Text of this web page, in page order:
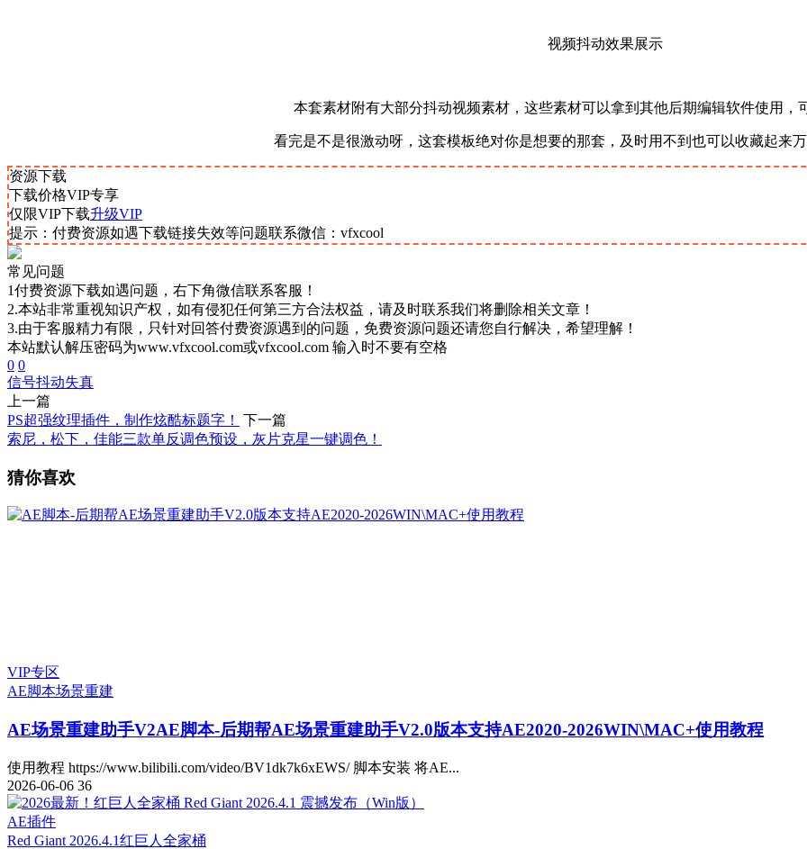
视频抖动效果展示
本套素材附有大部分抖动视频素材，这些素材可以拿到其他后期编辑软件使用，
看完是不是很激动呀，这套模板绝对你是想要的那套，及时用不到也可以收藏起来
资源下载
下载价格VIP专享
仅限VIP下载升级VIP
提示：付费资源如遇下载链接失效等问题联系微信：vfxcool
常见问题
1付费资源下载如遇问题，右下角微信联系客服！
2.本站非常重视知识产权，如有侵犯任何第三方合法权益，请及时联系我们将删除相关文章！
3.由于客服精力有限，只针对回答付费资源遇到的问题，免费资源问题还请您自行解决，希望理解！
本站默认解压密码为www.vfxcool.com或vfxcool.com 输入时不要有空格
0 0
信号抖动失真
上一篇
PS超强纹理插件，制作炫酷标题字！
下一篇
索尼，松下，佳能三款单反调色预设，灰片克星一键调色！
猜你喜欢
VIP专区
AE脚本场景重建
AE场景重建助手V2AE脚本-后期帮AE场景重建助手V2.0版本支持AE2020-2026WIN\MAC+使用教程
使用教程 https://www.bilibili.com/video/BV1dk7k6xEWS/ 脚本安装 将AE...
2026-06-06 36
AE插件
Red Giant 2026.4.1红巨人全家桶